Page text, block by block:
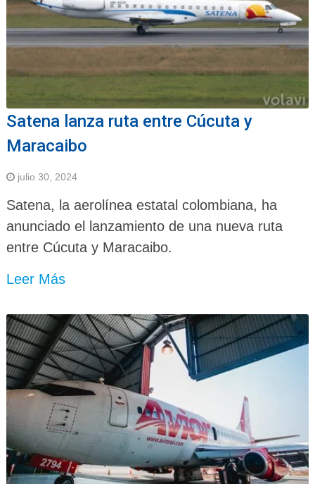
Satena lanza ruta entre Cúcuta y
Maracaibo
julio 30, 2024
Satena, la aerolínea estatal colombiana, ha
anunciado el lanzamiento de una nueva ruta
entre Cúcuta y Maracaibo.
Leer Más